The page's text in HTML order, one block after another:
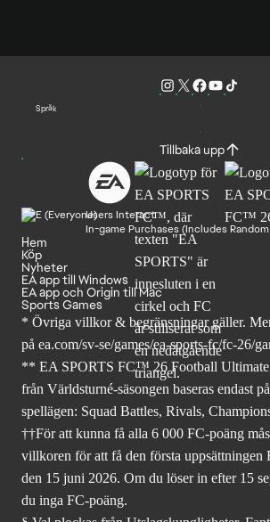
Språk
Tillbaka upp
Users Interact
In-game Purchases (Includes
Hem
Köp
Nyheter
EA app till Windows
EA app och Origin till Mac
Sports Games
* Övriga villkor & begränsningar gäller.
på ea.com/sv-se/games/ea-sports-fc/fc-26/
** EA SPORTS FC™ 26 Football
från Världsturné-säsongen baseras endast
spellägen: Squad Battles, Rivals,
††För att kunna få alla 6 000 FC-poäng
villkoren för att få den första uppsättningen
den 15 juni 2026. Om du löser in efter 15
du inga FC-poäng.